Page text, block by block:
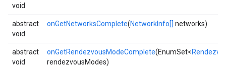
void
abstract
void
onGetNetworksComplete(NetworkInfo[] networks)
abstract
void
onGetRendezvousModeComplete(EnumSet<
rendezvousModes)